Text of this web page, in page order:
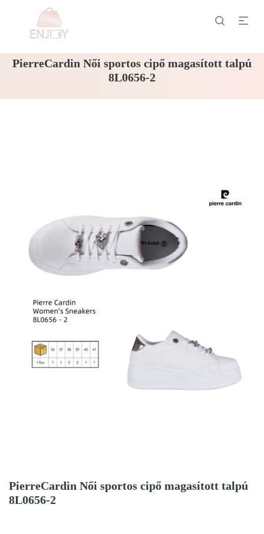
PierreCardin Női sportos cipő magasított talpú
8L0656-2
PierreCardin Női sportos cipő magasított talpú
8L0656-2